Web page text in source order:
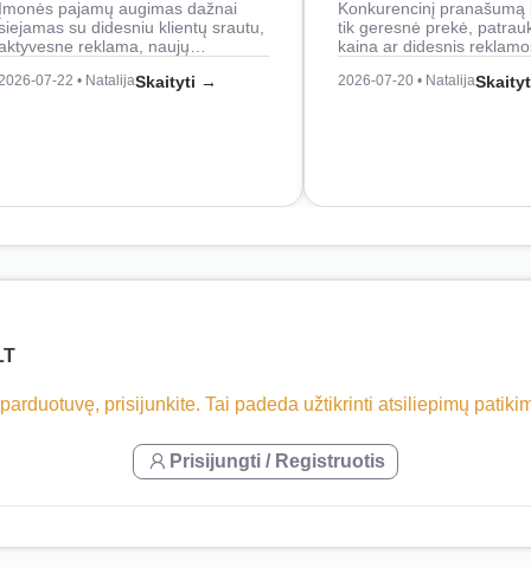
pajamų augimas dažnai
su didesniu klientų srautu,
reklama, naujų…
07-22 • NatalijaSkaityti →
Konkurencinį pranašumą
tik geresnė prekė,
kaina ar didesnis
2026-07-20 • Natalija
prisijunkite. Tai padeda užtikrinti atsiliepimų
Prisijungti / Registruotis